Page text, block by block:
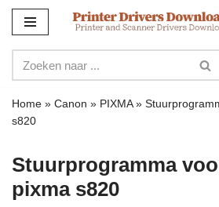
naar
de
inhoud
Home » Canon » PIXMA»
s820
Stuurprogramma
pixma s820